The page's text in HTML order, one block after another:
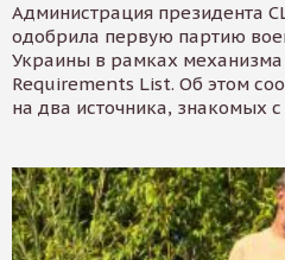
Администрация президента
одобрила первую партию
Украины в рамках
Requirements List. Об этом
на два источника, знакомых